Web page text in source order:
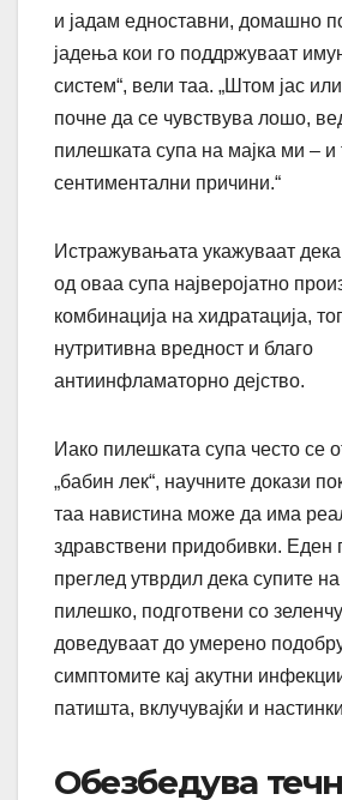
и јадам едноставни, домашно
јадења кои го поддржуваат
систем“, вели таа. „Штом јас
почне да се чувствува лошо,
пилешката супа на мајка ми –
сентиментални причини.“
Истражувањата укажуваат
од оваа супа најверојатно
комбинација на хидратација,
нутритивна вредност и благо
антиинфламаторно дејство.
Иако пилешката супа често се
„бабин лек“, научните докази
таа навистина може да има
здравствени придобивки. Еден
преглед утврдил дека супите
пилешко, подготвени со
доведуваат до умерено
симптомите кај акутни
патишта, вклучувајќи и
Обезбедува